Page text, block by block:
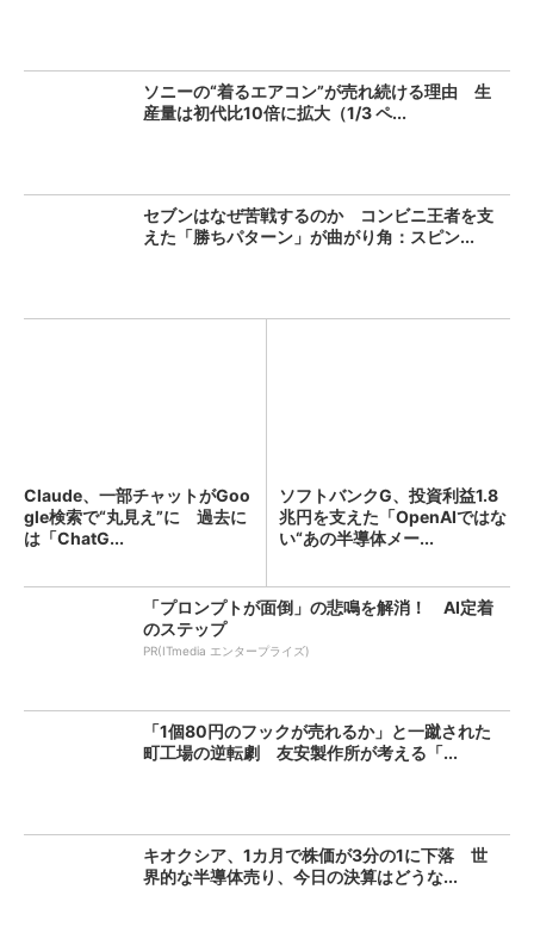
ソニーの“着るエアコン”が売れ続ける理由 生
産量は初代比10倍に拡大（1/3 ペ...
セブンはなぜ苦戦するのか コンビニ王者を支
えた「勝ちパターン」が曲がり角：スピン...
Claude、一部チャットがGoo
gle検索で“丸見え”に 過去に
は「ChatG...
ソフトバンクG、投資利益1.8
兆円を支えた「OpenAIではな
い“あの半導体メー...
「プロンプトが面倒」の悲鳴を解消！ AI定着
のステップ
PR(ITmedia エンタープライズ)
「1個80円のフックが売れるか」と一蹴された
町工場の逆転劇 友安製作所が考える「...
キオクシア、1カ月で株価が3分の1に下落 世
界的な半導体売り、今日の決算はどうな...